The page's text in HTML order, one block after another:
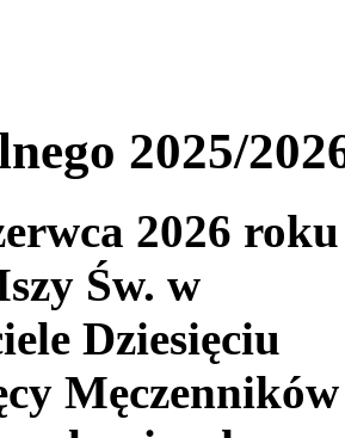
2025/
2026 roku
Św. w
Dziesięciu
Męczenników